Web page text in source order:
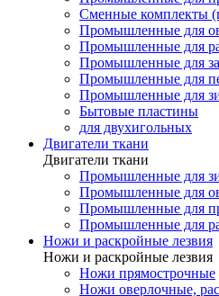
Сменные комплекты
Промышленные для
Промышленные для
Промышленные для
Промышленные для
Промышленные для
Бытовые пластины
для двухигольных
Двигатели ткани
Двигатели ткани
Промышленные для
Промышленные для
Промышленные для
Промышленные для
Ножи и раскройные лезвия
Ножи и раскройные лезвия
Ножи прямострочные
Ножи оверлочные,